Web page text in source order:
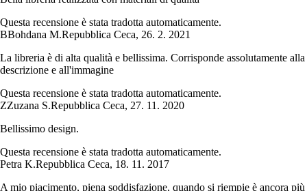
Questa recensione è stata tradotta automaticamente.
BBohdana M.Repubblica Ceca, 26. 2. 2021
La libreria è di alta qualità e bellissima. Corrisponde assolutamente alla
descrizione e all'immagine
Questa recensione è stata tradotta automaticamente.
ZZuzana S.Repubblica Ceca, 27. 11. 2020
Bellissimo design.
Questa recensione è stata tradotta automaticamente.
Petra K.Repubblica Ceca, 18. 11. 2017
A mio piacimento, piena soddisfazione, quando si riempie è ancora più